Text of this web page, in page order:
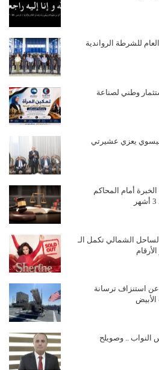
للشرطة الرواندية
وطني لصناعة
يعزي عشيرتي
أمام المحاكم
الشمالي تكمل الـ
استنزاف ترسانة
النواب .. وصويلح